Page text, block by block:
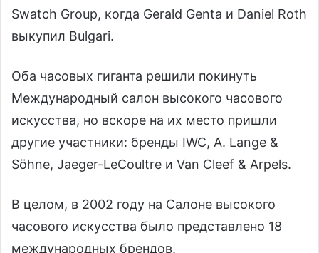
Swatch Group, когда Gerald Genta и Daniel Roth
выкупил Bulgari.
Оба часовых гиганта решили покинуть
Международный салон высокого часового
искусства, но вскоре на их место пришли
другие участники: бренды IWC, A. Lange &
Söhne, Jaeger-LeCoultre и Van Cleef & Arpels.
В целом, в 2002 году на Салоне высокого
часового искусства было представлено 18
международных брендов.